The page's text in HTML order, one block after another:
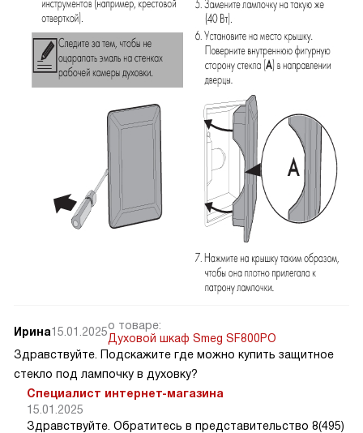
Ирина15.01.2025о товаре:
Духовой шкаф Smeg SF800PO
Здравствуйте. Подскажите где можно купить защитное
стекло под лампочку в духовку?
Специалист интернет-магазина
15.01.2025
Здравствуйте. Обратитесь в представительство 8(495)